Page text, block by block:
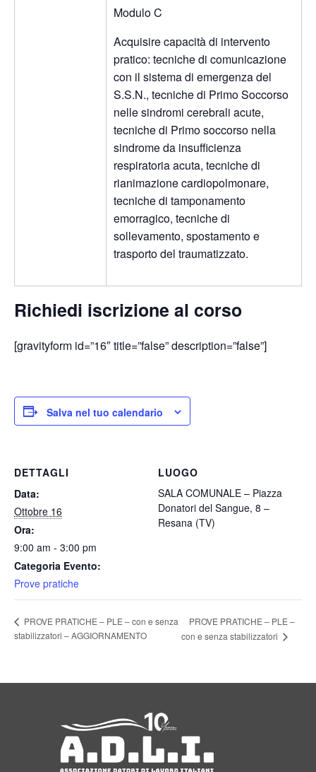
Modulo C
Acquisire capacità di intervento
pratico: tecniche di comunicazione
con il sistema di emergenza del
S.S.N., tecniche di Primo Soccorso
nelle sindromi cerebrali acute,
tecniche di Primo soccorso nella
sindrome da insufficienza
respiratoria acuta, tecniche di
rianimazione cardiopolmonare,
tecniche di tamponamento
emorragico, tecniche di
sollevamento, spostamento e
trasporto del traumatizzato.
Richiedi iscrizione al corso
[gravityform id=”16″ title=”false” description=”false”]
Salva nel tuo calendario
DETTAGLI
Data:
Ottobre 16
Ora:
9:00 am - 3:00 pm
Categoria Evento:
Prove pratiche
LUOGO
SALA COMUNALE – Piazza
Donatori del Sangue, 8 –
Resana (TV)
PROVE PRATICHE – PLE – con e senza
stabilizzatori – AGGIORNAMENTO
PROVE PRATICHE – PLE –
con e senza stabilizzatori